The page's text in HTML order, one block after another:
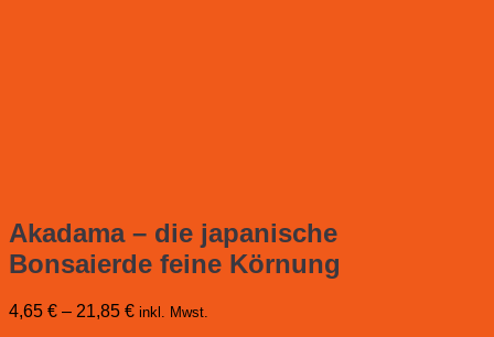
Akadama – die japanische
Bonsaierde feine Körnung
4,65 € – 21,85 € inkl. Mwst.